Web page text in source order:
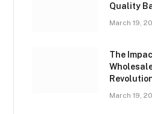
Quality
March 19,
The
March 19,